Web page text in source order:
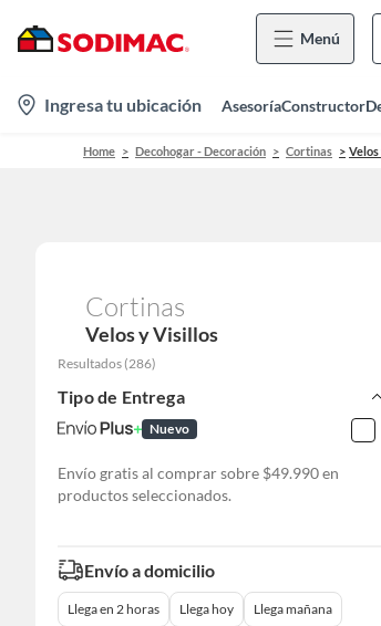
Menú
location-
icon
Ingresa tu ubicación AsesoríaConstructor
Home Decohogar - Decoración Cortinas
Cortinas
Velos y Visillos
Resultados (286)
Tipo de Entrega
Nuevo
Envío gratis al comprar sobre $49.990 en
productos seleccionados.
Envío a domicilio
Llega en 2 horas Llega hoy Llega mañana